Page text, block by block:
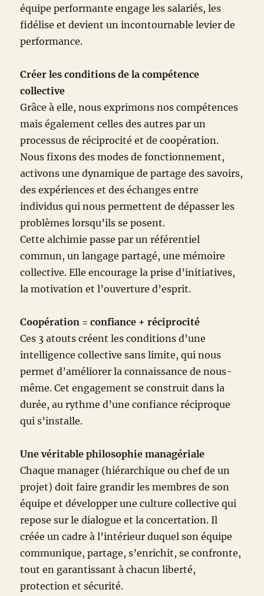
équipe performante engage les salariés, les
fidélise et devient un incontournable levier de
performance.
Créer les conditions de la compétence
collective
Grâce à elle, nous exprimons nos compétences
mais également celles des autres par un
processus de réciprocité et de coopération.
Nous fixons des modes de fonctionnement,
activons une dynamique de partage des savoirs,
des expériences et des échanges entre
individus qui nous permettent de dépasser les
problèmes lorsqu’ils se posent.
Cette alchimie passe par un référentiel
commun, un langage partagé, une mémoire
collective. Elle encourage la prise d’initiatives,
la motivation et l’ouverture d’esprit.
Coopération = confiance + réciprocité
Ces 3 atouts créent les conditions d’une
intelligence collective sans limite, qui nous
permet d’améliorer la connaissance de nous-
même. Cet engagement se construit dans la
durée, au rythme d’une confiance réciproque
qui s’installe.
Une véritable philosophie managériale
Chaque manager (hiérarchique ou chef de un
projet) doit faire grandir les membres de son
équipe et développer une culture collective qui
repose sur le dialogue et la concertation. Il
créée un cadre à l’intérieur duquel son équipe
communique, partage, s’enrichit, se confronte,
tout en garantissant à chacun liberté,
protection et sécurité.